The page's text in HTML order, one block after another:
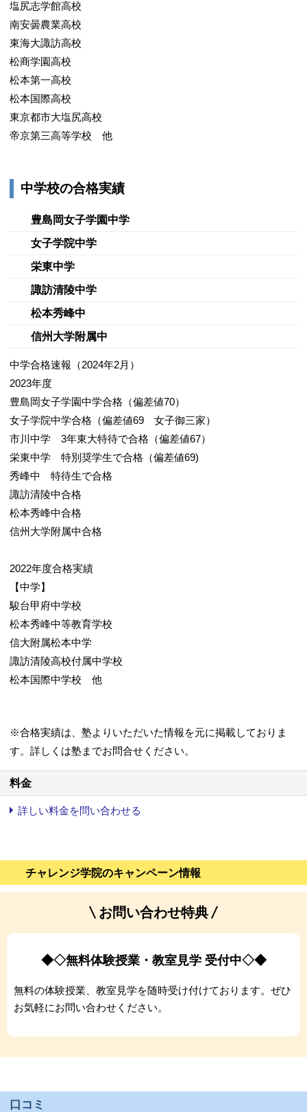
塩尻志学館高校
南安曇農業高校
東海大諏訪高校
松商学園高校
松本第一高校
松本国際高校
東京都市大塩尻高校
帝京第三高等学校 他
中学校の合格実績
豊島岡女子学園中学
女子学院中学
栄東中学
諏訪清陵中学
松本秀峰中
信州大学附属中
中学合格速報（2024年2月）
2023年度
豊島岡女子学園中学合格（偏差値70）
女子学院中学合格（偏差値69 女子御三家）
市川中学 3年東大特待で合格（偏差値67）
栄東中学 特別奨学生で合格（偏差値69)
秀峰中 特待生で合格
諏訪清陵中合格
松本秀峰中合格
信州大学附属中合格
2022年度合格実績
【中学】
駿台甲府中学校
松本秀峰中等教育学校
信大附属松本中学
諏訪清陵高校付属中学校
松本国際中学校 他
※合格実績は、塾よりいただいた情報を元に掲載しておりま
す。詳しくは塾までお問合せください。
料金
詳しい料金を問い合わせる
チャレンジ学院のキャンペーン情報
お問い合わせ特典
◆◇無料体験授業・教室見学 受付中◇◆
無料の体験授業、教室見学を随時受け付けております。ぜひ
お気軽にお問い合わせください。
口コミ